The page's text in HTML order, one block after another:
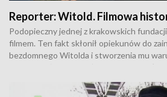
Reporter:Witold. Filmowa
Podopieczny jednej z krakowskich
filmem. Ten fakt skłonił opiekunów do
bezdomnego Witolda i stworzenia mu
bezdomności, jak to już poprzednio stało
oprowadzającego wycieczki po Nowej